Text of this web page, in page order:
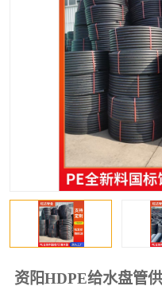
资阳HDPE给水盘管
联塑PVC管
联塑PE管